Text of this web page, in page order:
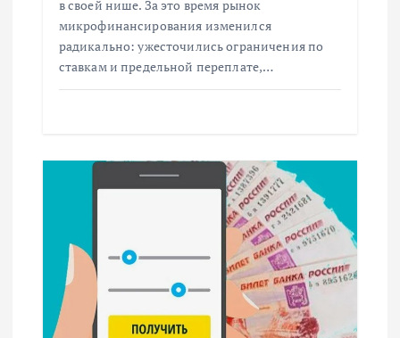
в своей нише. За это время рынок
микрофинансирования изменился
радикально: ужесточились ограничения по
ставкам и предельной переплате,…